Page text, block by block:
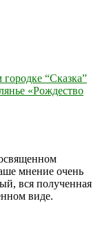
“Сказка”
«Рождество
мнение очень
вся полученная
виде.